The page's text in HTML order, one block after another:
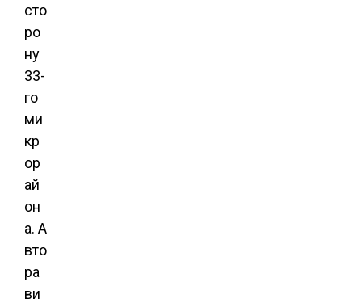
сто
ро
ну
33-
го
ми
кр
ор
ай
он
а. А
вто
ра
ви